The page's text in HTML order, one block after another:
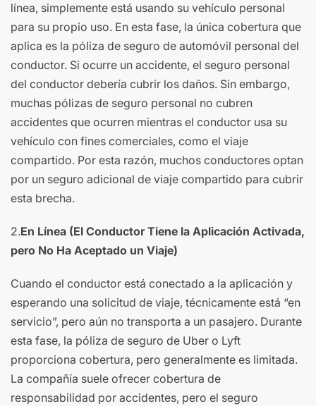
línea, simplemente está usando su vehículo personal
para su propio uso. En esta fase, la única cobertura que
aplica es la póliza de seguro de automóvil personal del
conductor. Si ocurre un accidente, el seguro personal
del conductor debería cubrir los daños. Sin embargo,
muchas pólizas de seguro personal no cubren
accidentes que ocurren mientras el conductor usa su
vehículo con fines comerciales, como el viaje
compartido. Por esta razón, muchos conductores optan
por un seguro adicional de viaje compartido para cubrir
esta brecha.
2.En Línea (El Conductor Tiene la Aplicación Activada,
pero No Ha Aceptado un Viaje)
Cuando el conductor está conectado a la aplicación y
esperando una solicitud de viaje, técnicamente está “en
servicio”, pero aún no transporta a un pasajero. Durante
esta fase, la póliza de seguro de Uber o Lyft
proporciona cobertura, pero generalmente es limitada.
La compañía suele ofrecer cobertura de
responsabilidad por accidentes, pero el seguro